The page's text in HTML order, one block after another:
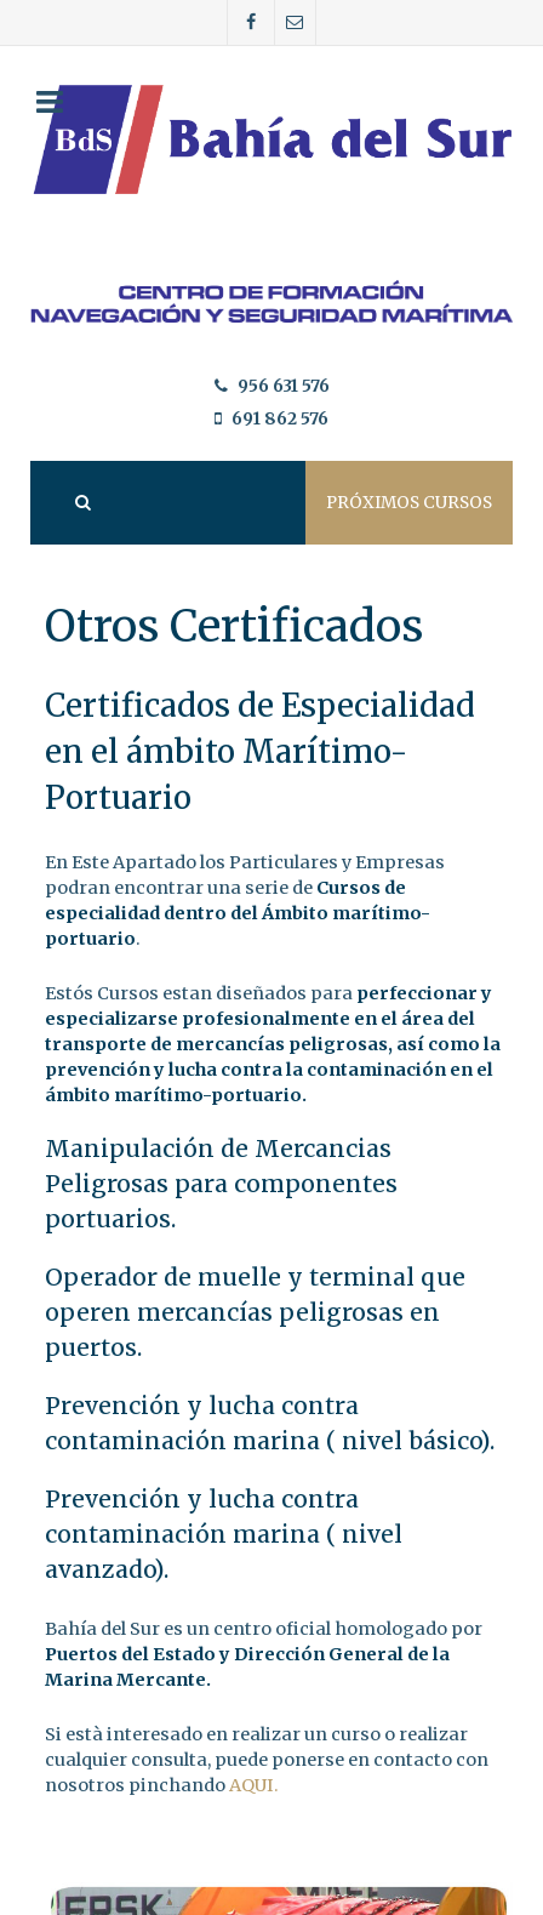
956 631 576
691 862 576
PRÓXIMOS CURSOS
Otros Certificados
Certificados de Especialidad
en el ámbito Marítimo-
Portuario
En Este Apartado los Particulares y Empresas
podran encontrar una serie de Cursos de
especialidad dentro del Ámbito marítimo-
portuario.
Estós Cursos estan diseñados para perfeccionar y
especializarse profesionalmente en el área del
transporte de mercancías peligrosas, así como la
prevención y lucha contra la contaminación en el
ámbito marítimo-portuario.
Manipulación de Mercancias
Peligrosas para componentes
portuarios.
Operador de muelle y terminal que
operen mercancías peligrosas en
puertos.
Prevención y lucha contra
contaminación marina ( nivel básico).
Prevención y lucha contra
contaminación marina ( nivel
avanzado).
Bahía del Sur es un centro oficial homologado por
Puertos del Estado y Dirección General de la
Marina Mercante.
Si està interesado en realizar un curso o realizar
cualquier consulta, puede ponerse en contacto con
nosotros pinchandoAQUI.